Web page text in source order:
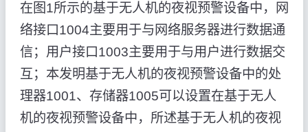
在图1所示的基于无人机的夜视预警设备中，网
络接口1004主要用于与网络服务器进行数据通
信；用户接口1003主要用于与用户进行数据交
互；本发明基于无人机的夜视预警设备中的处
理器1001、存储器1005可以设置在基于无人
机的夜视预警设备中，所述基于无人机的夜视